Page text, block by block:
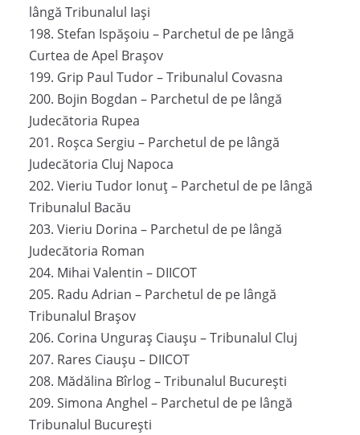
lângă Tribunalul Iași
198. Stefan Ispășoiu – Parchetul de pe lângă
Curtea de Apel Brașov
199. Grip Paul Tudor – Tribunalul Covasna
200. Bojin Bogdan – Parchetul de pe lângă
Judecătoria Rupea
201. Roșca Sergiu – Parchetul de pe lângă
Judecătoria Cluj Napoca
202. Vieriu Tudor Ionuț – Parchetul de pe lângă
Tribunalul Bacău
203. Vieriu Dorina – Parchetul de pe lângă
Judecătoria Roman
204. Mihai Valentin – DIICOT
205. Radu Adrian – Parchetul de pe lângă
Tribunalul Brașov
206. Corina Unguraș Ciaușu – Tribunalul Cluj
207. Rares Ciaușu – DIICOT
208. Mădălina Bîrlog – Tribunalul București
209. Simona Anghel – Parchetul de pe lângă
Tribunalul București